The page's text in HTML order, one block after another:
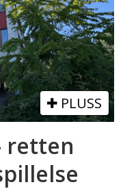
PLUSS
retten